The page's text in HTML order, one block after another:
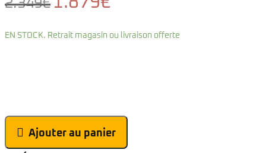
2.349€ prix
était :
est :
EN STOCK. Retrait magasin ou livraison offerte
Ajouter au panier